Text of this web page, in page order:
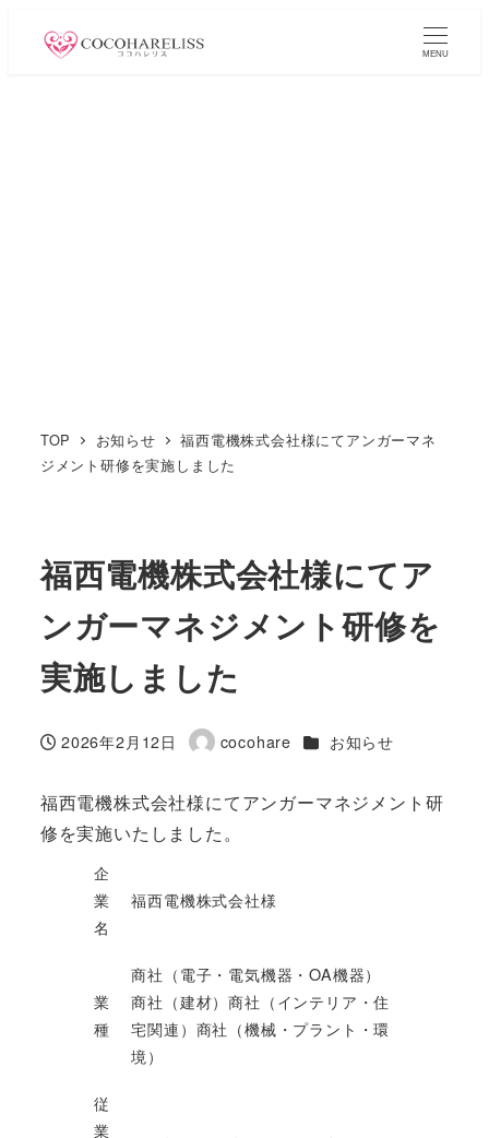
MENU
TOP お知らせ
福西電機株式会社様にてアンガーマネ
ジメント研修を実施しました
福西電機株式会社様にてア
ンガーマネジメント研修を
実施しました
投稿日
2026年2月12日
著
cocohare カテゴリー
お知らせ
福西電機株式会社様にてアンガーマネジメント研
修を実施いたしました。
企
業
名
福西電機株式会社様
業
種
商社（電子・電気機器・OA機器）
商社（建材）商社（インテリア・住
宅関連）商社（機械・プラント・環
境）
従
業